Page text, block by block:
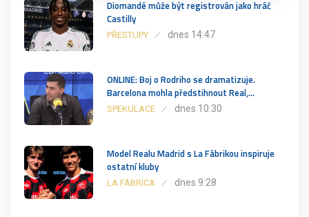
Diomandé může být registrován jako hráč
Castilly
PŘESTUPY dnes 14:47
ONLINE: Boj o Rodriho se dramatizuje.
Barcelona mohla předstihnout Real,…
SPEKULACE dnes 10:30
Model Realu Madrid s La Fábrikou inspiruje
ostatní kluby
LA FÁBRICA dnes 9:28